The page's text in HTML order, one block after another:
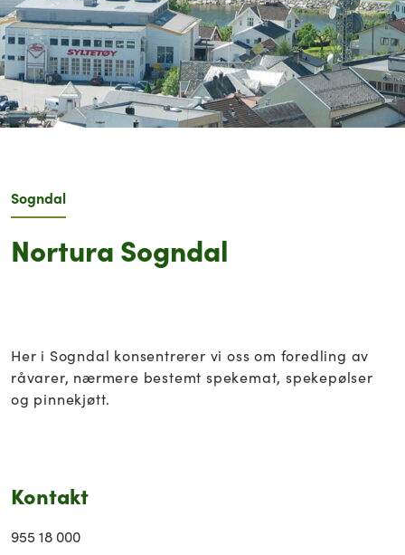
Sogndal
Nortura Sogndal
Her i Sogndal konsentrerer vi oss om foredling av
råvarer, nærmere bestemt spekemat, spekepølser
og pinnekjøtt.
Kontakt
955 18 000